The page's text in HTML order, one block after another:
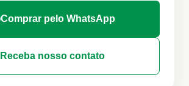
Comprar pelo WhatsApp
Receba nosso contato